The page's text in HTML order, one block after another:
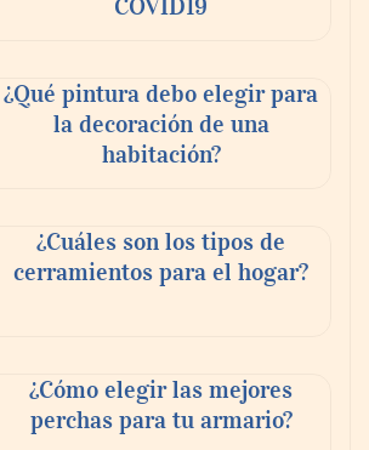
COVID19
¿Qué pintura debo elegir para
la decoración de una
habitación?
¿Cuáles son los tipos de
cerramientos para el hogar?
¿Cómo elegir las mejores
perchas para tu armario?